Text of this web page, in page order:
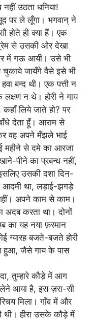
उठता धनिया!
पर ले लूँगा। भगवान् ने
होते ही क्या हैं। एक
से उसकी ओर देखा
में गऊ आयी। उसे भी
जायँगे वैसे इसे भी
बन्द थी। एक पत्ती न
लक्षण न थे। होरी ने गाय
कहाँ लिये जाते हो? पर
देता हूँ। आराम से
वह अपने मँझले भाई
महीने से दमे का आरजा
पीने का प्रबन्ध नहीं,
उसकी दशा दिन-
आदमी था, लड़ाई-झगड़े
अपने काम से काम।
अदब करता था। दोनों
का यह नया फ़रमान
ग्यारह बजते-बजते होरी
हुआ, जैसे गाय के पास
तुम्हारे कौड़े में आग
आया है, इस ज़रा-सी
मिला। गाँव में और
हीरा उसके कौड़े में